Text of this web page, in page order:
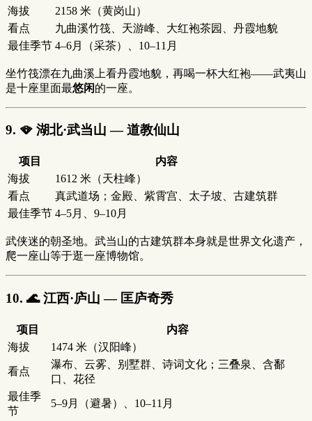
海拔
2158 米（黄岗山）
看点
九曲溪竹筏、天游峰、大红袍茶园、丹霞地貌
最佳季节 4–6月（采茶）、10–11月
坐竹筏漂在九曲溪上看丹霞地貌，再喝一杯大红袍——武夷山
是十座里面最悠闲的一座。
9. 🪭 湖北·武当山 — 道教仙山
项目
内容
海拔
1612 米（天柱峰）
看点
真武道场；金殿、紫霄宫、太子坡、古建筑群
最佳季节 4–5月、9–10月
武侠迷的朝圣地。武当山的古建筑群本身就是世界文化遗产，
爬一座山等于逛一座博物馆。
10. 🌊 江西·庐山 — 匡庐奇秀
项目
内容
海拔
1474 米（汉阳峰）
看点
瀑布、云雾、别墅群、诗词文化；三叠泉、含鄱
口、花径
最佳季
节
5–9月（避暑）、10–11月